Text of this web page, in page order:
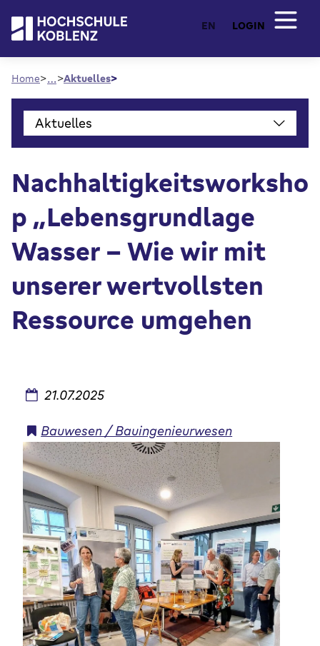
EN LOGIN
Home … Aktuelles
Aktuelles
Nachhaltigkeitsworksho
p „Lebensgrundlage
Wasser - Wie wir mit
unserer wertvollsten
Ressource umgehen
21.07.2025
Bauwesen / Bauingenieurwesen